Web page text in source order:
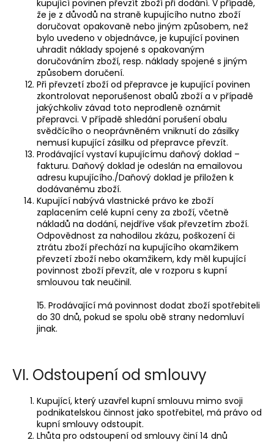
kupující povinen převzít zboží při dodání. V případě,
že je z důvodů na straně kupujícího nutno zboží
doručovat opakovaně nebo jiným způsobem, než
bylo uvedeno v objednávce, je kupující povinen
uhradit náklady spojené s opakovaným
doručováním zboží, resp. náklady spojené s jiným
způsobem doručení.
Při převzetí zboží od přepravce je kupující povinen
zkontrolovat neporušenost obalů zboží a v případě
jakýchkoliv závad toto neprodleně oznámit
přepravci. V případě shledání porušení obalu
svědčícího o neoprávněném vniknutí do zásilky
nemusí kupující zásilku od přepravce převzít.
Prodávající vystaví kupujícímu daňový doklad –
fakturu. Daňový doklad je odeslán na emailovou
adresu kupujícího./Daňový doklad je přiložen k
dodávanému zboží.
Kupující nabývá vlastnické právo ke zboží
zaplacením celé kupní ceny za zboží, včetně
nákladů na dodání, nejdříve však převzetím zboží.
Odpovědnost za nahodilou zkázu, poškození či
ztrátu zboží přechází na kupujícího okamžikem
převzetí zboží nebo okamžikem, kdy měl kupující
povinnost zboží převzít, ale v rozporu s kupní
smlouvou tak neučinil.
15. Prodávající má povinnost dodat zboží spotřebiteli
do 30 dnů, pokud se spolu obě strany nedomluví
jinak.
VI. Odstoupení od smlouvy
Kupující, který uzavřel kupní smlouvu mimo svoji
podnikatelskou činnost jako spotřebitel, má právo od
kupní smlouvy odstoupit.
Lhůta pro odstoupení od smlouvy činí 14 dnů